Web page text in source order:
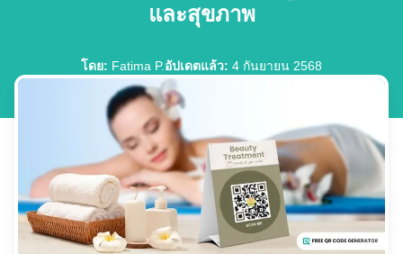
และสุขภาพ
โดย: Fatima P.อัปเดตแล้ว: 4 กันยายน 2568